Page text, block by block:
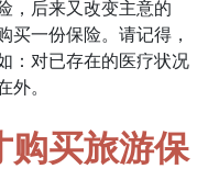
，后来又改变主意的
买一份保险。请记得，
：对已存在的医疗状况
。
购买旅游保